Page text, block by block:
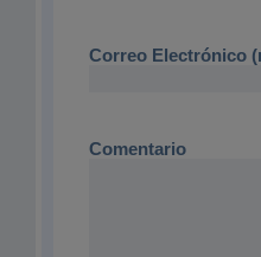
Correo Electrónico
Comentario